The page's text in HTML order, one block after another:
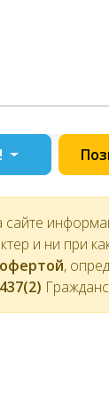
сайте
и ни при
,